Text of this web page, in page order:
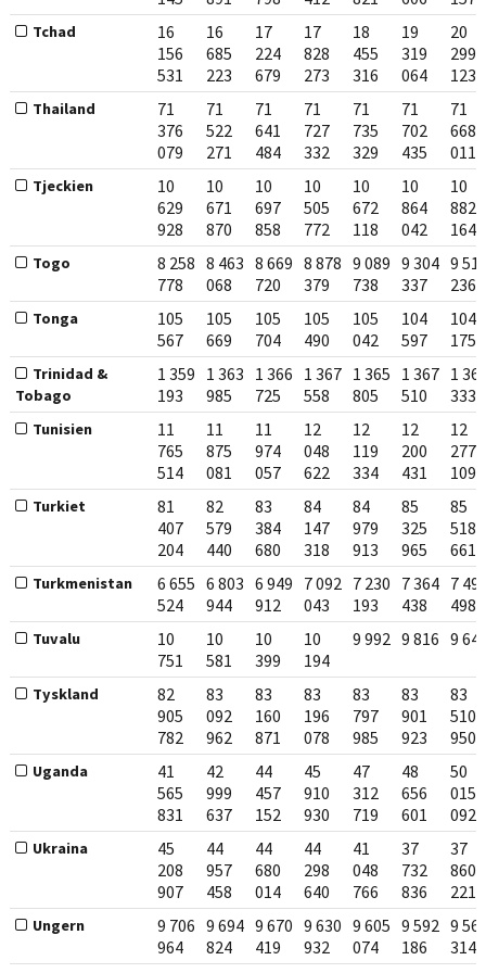
Tchad
16
156
531
16
685
223
17
224
679
17
828
273
18
455
316
19
319
064
20
299
123
Thailand
71
376
079
71
522
271
71
641
484
71
727
332
71
735
329
71
702
435
71
668
011
Tjeckien
10
629
928
10
671
870
10
697
858
10
505
772
10
672
118
10
864
042
10
882
164
Togo
8 258
778
8 463
068
8 669
720
8 878
379
9 089
738
9 304
337
9
236
Tonga
105
567
105
669
105
704
105
490
105
042
104
597
104
175
Trinidad &
Tobago
1 359
193
1 363
985
1 366
725
1 367
558
1 365
805
1 367
510
1
333
Tunisien
11
765
514
11
875
081
11
974
057
12
048
622
12
119
334
12
200
431
12
277
109
Turkiet
81
407
204
82
579
440
83
384
680
84
147
318
84
979
913
85
325
965
85
518
661
Turkmenistan
6 655
524
6 803
944
6 949
912
7 092
043
7 230
193
7 364
438
7
498
Tuvalu
10
751
10
581
10
399
10
194
9 992 9 816 9
Tyskland
82
905
782
83
092
962
83
160
871
83
196
078
83
797
985
83
901
923
83
510
950
Uganda
41
565
831
42
999
637
44
457
152
45
910
930
47
312
719
48
656
601
50
015
092
Ukraina
45
208
907
44
957
458
44
680
014
44
298
640
41
048
766
37
732
836
37
860
221
Ungern
9 706
964
9 694
824
9 670
419
9 630
932
9 605
074
9 592
186
9
314